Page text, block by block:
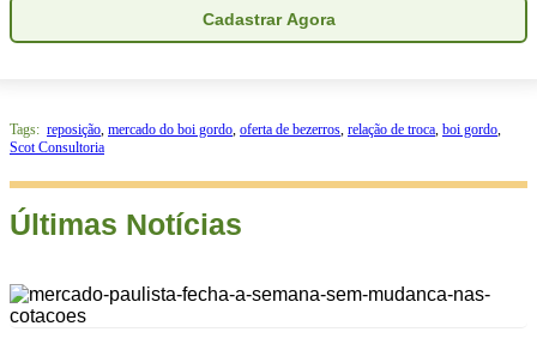
Cadastrar Agora
Tags: reposição, mercado do boi gordo, oferta de bezerros, relação de troca, boi gordo,
Scot Consultoria
Últimas Notícias